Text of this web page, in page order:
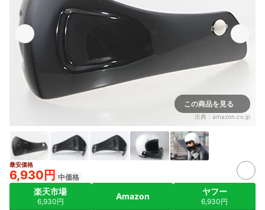
この商品を見る
出典： amazon.co.jp
最安価格
6,930円 中価格
楽天市場
6,930円
Amazon ヤフー
6,930円